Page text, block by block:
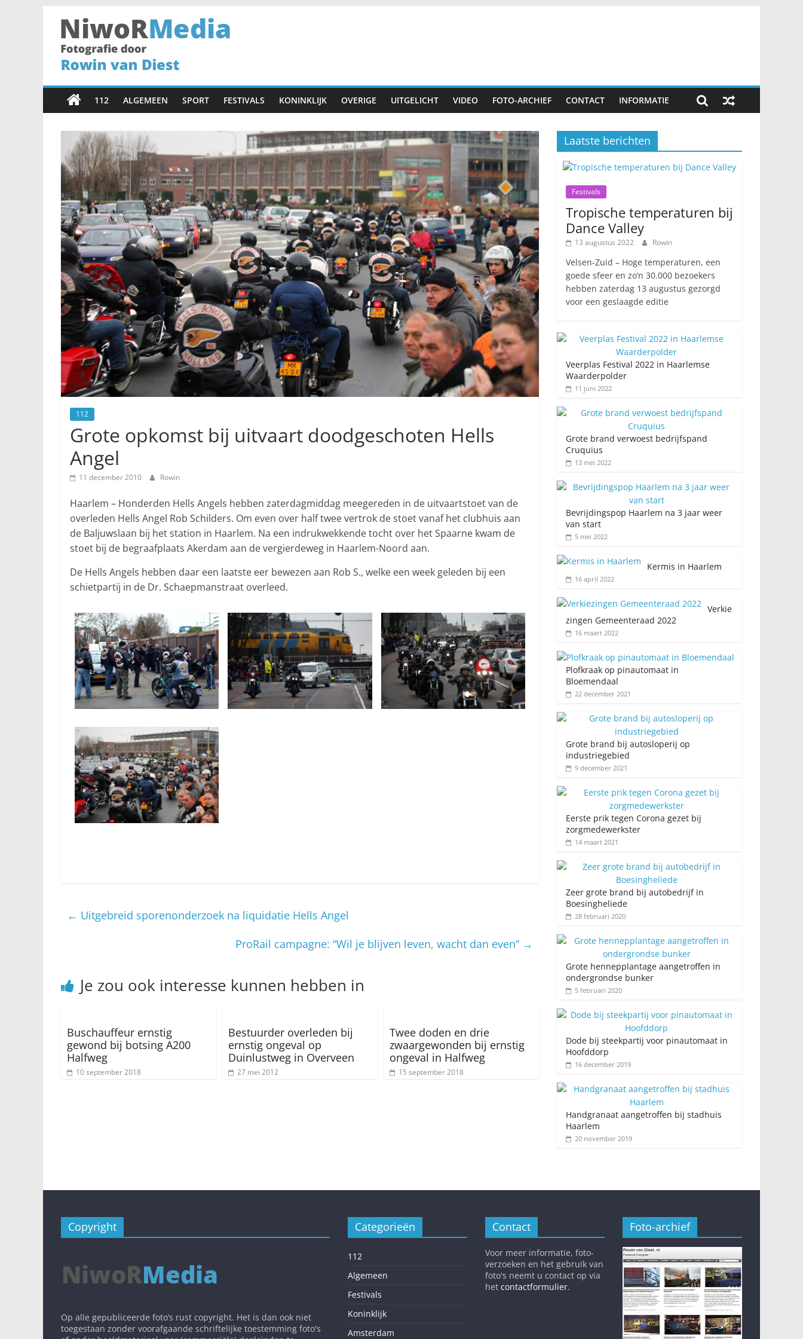
inhoudNiwoRMedia
Fotografie
door
Rowin
Diest
Haarlem
•
Fotograaf
112 ALGEMEEN SPORT FESTIVALS KONINKLIJK OVERIGE UITGELICHT VIDEO FOTO-ARCHIEF CONTACT INFORMATIE
112
Grote opkomst bij uitvaart doodgeschoten Hells
Angel
11 december 2010 Rowin
Haarlem – Honderden Hells Angels hebben zaterdagmiddag meegereden in de uitvaartstoet van de
overleden Hells Angel Rob Schilders. Om even over half twee vertrok de stoet vanaf het clubhuis aan
de Baljuwslaan bij het station in Haarlem. Na een indrukwekkende tocht over het Spaarne kwam de
stoet bij de begraafplaats Akerdam aan de vergierdeweg in Haarlem-Noord aan.
De Hells Angels hebben daar een laatste eer bewezen aan Rob S., welke een week geleden bij een
schietpartij in de Dr. Schaepmanstraat overleed.
← Uitgebreid sporenonderzoek na liquidatie Hells Angel
ProRail campagne: “Wil je blijven leven, wacht dan even” →
Je zou ook interesse kunnen hebben in
Buschauffeur ernstig
gewond bij botsing A200
Halfweg
10 september 2018
Bestuurder overleden bij
ernstig ongeval op
Duinlustweg in Overveen
27 mei 2012
Twee doden en drie
zwaargewonden bij ernstig
ongeval in Halfweg
15 september 2018
Laatste berichten
Festivals
Tropische temperaturen bij
Dance Valley
13 augustus 2022 Rowin
Velsen-Zuid – Hoge temperaturen, een
goede sfeer en zo’n 30.000 bezoekers
hebben zaterdag 13 augustus gezorgd
voor een geslaagde editie
Veerplas Festival 2022 in Haarlemse
Waarderpolder
11 juni 2022
Grote brand verwoest bedrijfspand
Cruquius
13 mei 2022
Bevrijdingspop Haarlem na 3 jaar weer
van start
5 mei 2022
Kermis in Haarlem
16 april 2022
Verkie
zingen Gemeenteraad 2022
16 maart 2022
Plofkraak op pinautomaat in
Bloemendaal
22 december 2021
Grote brand bij autosloperij op
industriegebied
9 december 2021
Eerste prik tegen Corona gezet bij
zorgmedewerkster
14 maart 2021
Zeer grote brand bij autobedrijf in
Boesingheliede
28 februari 2020
Grote hennepplantage aangetroffen in
ondergrondse bunker
5 februari 2020
Dode bij steekpartij voor pinautomaat in
Hoofddorp
16 december 2019
Handgranaat aangetroffen bij stadhuis
Haarlem
20 november 2019
Copyright
Op alle gepubliceerde foto’s rust copyright. Het is dan ook niet
toegestaan zonder voorafgaande schriftelijke toestemming foto's
Categorieën
112
Algemeen
Festivals
Koninklijk
Amsterdam
Contact
Voor meer informatie, foto-
verzoeken en het gebruik van
foto's neemt u contact op via
het contactformulier.
Foto-archief